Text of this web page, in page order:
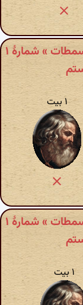
مسعود سعد سلمان » دیوان اشعار » مسمطات » شمارهٔ ۱
۱ بیت
مسعود سعد سلمان » دیوان اشعار » مسمطات » شمارهٔ ۱
۱ بیت